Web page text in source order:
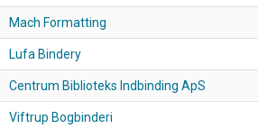
Mach Formatting
Lufa Bindery
Centrum Biblioteks Indbinding ApS
Viftrup Bogbinderi